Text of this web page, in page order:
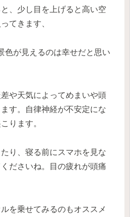
、少し目を上げると高い空
てきます、
色が見えるのは幸せだと思い
や天気によってめまいや頭
す。自律神経が不安定にな
ります。
り、寝る前にスマホを見な
ださいね。目の疲れが頭痛
を乗せてみるのもオススメ